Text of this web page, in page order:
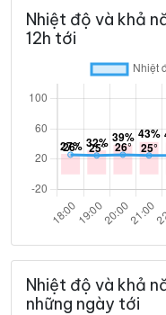
Nhiệt độ và khả
12h tới
Nhiệt độ và khả
những ngày tới